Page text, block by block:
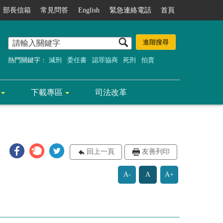
部長信箱 常見問答 English 緊急連絡電話 首頁
熱門關鍵字： 減刑 委任書 認罪協商 死刑 拍賣
下載專區 司法改革
回上一頁 友善列印
A- A A+